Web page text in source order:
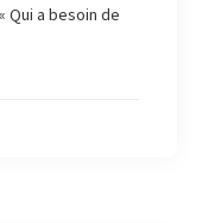
Qui a besoin de